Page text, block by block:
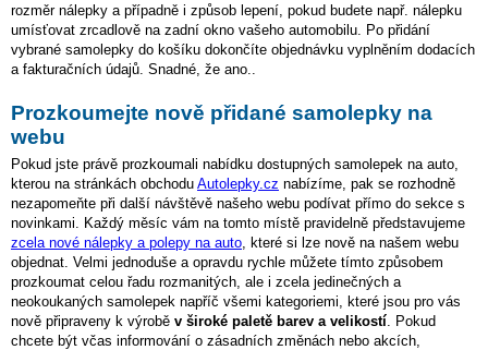
rozměr nálepky a případně i způsob lepení, pokud budete např. nálepku
umísťovat zrcadlově na zadní okno vašeho automobilu. Po přidání
vybrané samolepky do košíku dokončíte objednávku vyplněním dodacích
a fakturačních údajů. Snadné, že ano..
Prozkoumejte nově přidané samolepky na
webu
Pokud jste právě prozkoumali nabídku dostupných samolepek na auto,
kterou na stránkách obchodu Autolepky.cz nabízíme, pak se rozhodně
nezapomeňte při další návštěvě našeho webu podívat přímo do sekce s
novinkami. Každý měsíc vám na tomto místě pravidelně představujeme
zcela nové nálepky a polepy na auto , které si lze nově na našem webu
objednat. Velmi jednoduše a opravdu rychle můžete tímto způsobem
prozkoumat celou řadu rozmanitých, ale i zcela jedinečných a
neokoukaných samolepek napříč všemi kategoriemi, které jsou pro vás
nově připraveny k výrobě v široké paletě barev a velikostí . Pokud
chcete být včas informování o zásadních změnách nebo akcích,